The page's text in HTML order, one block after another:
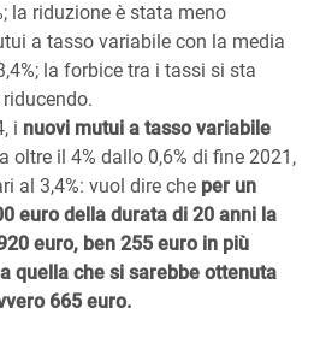
la riduzione è stata meno
a tasso variabile con la media
la forbice tra i tassi si sta
i nuovi mutui a tasso variabile
oltre il 4% dallo 0,6% di fine 2021,
al 3,4%: vuol dire che per un
euro della durata di 20 anni la
euro, ben 255 euro in più
quella che si sarebbe ottenuta
665 euro.